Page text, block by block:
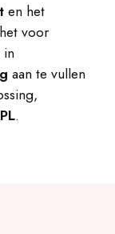
en het
het voor
in
aan te vullen
.